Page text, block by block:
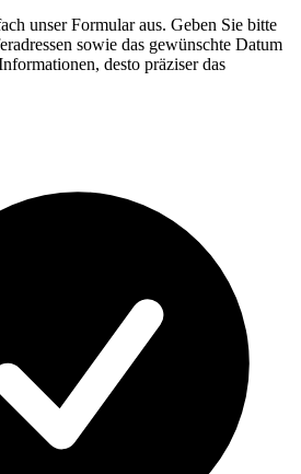
unser Formular aus. Geben Sie bitte
sowie das gewünschte Datum
desto präziser das